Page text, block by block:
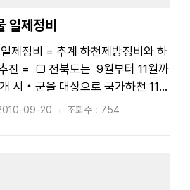
일제정비
터 11월까
시‧군을 대상으로 국가하천 11개
등 총 472개 하천(3,247㎞)에 대
09-20 조회수 : 754